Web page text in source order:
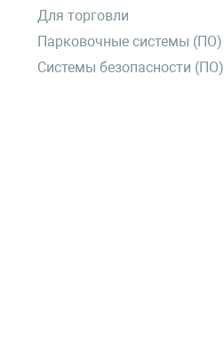
Для торговли
Парковочные системы (ПО)
Системы безопасности (ПО)